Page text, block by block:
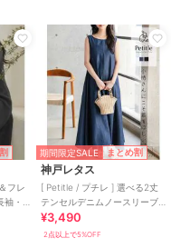
フレ
・
期間限定SALE まとめ割
神戸レタス
[ Petitle / プチレ ] 選べる2丈
テンセルデニムノースリーブ
ワンピース [E3574]
¥3,490
2点以上で5%OFF